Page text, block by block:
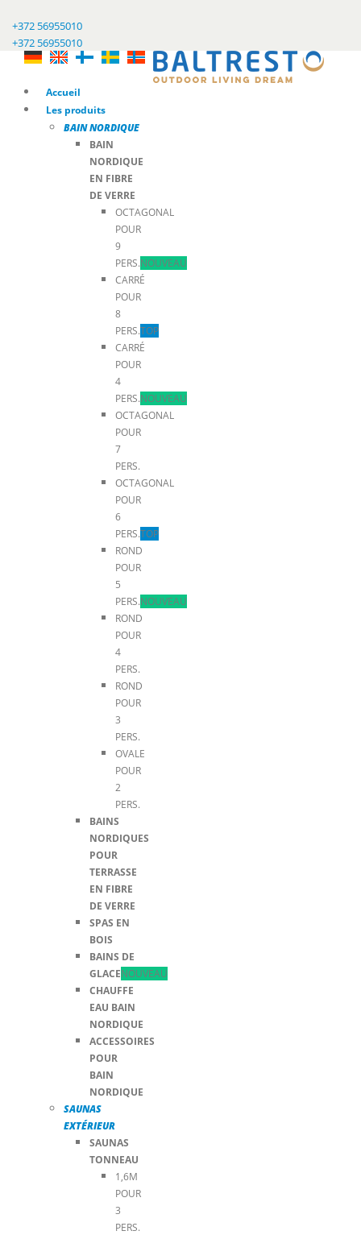
+372 56955010
+372 56955010
Accueil
Les produits
BAIN NORDIQUE
BAIN
NORDIQUE
EN FIBRE
DE VERRE
OCTAGONAL
POUR
9
PERS.NOUVEAU
CARRÉ
POUR
8
PERS.TOP
CARRÉ
POUR
4
PERS.NOUVEAU
OCTAGONAL
POUR
7
PERS.
OCTAGONAL
POUR
6
PERS.TOP
ROND
POUR
5
PERS.NOUVEAU
ROND
POUR
4
PERS.
ROND
POUR
3
PERS.
OVALE
POUR
2
PERS.
BAINS
NORDIQUES
POUR
TERRASSE
EN FIBRE
DE VERRE
SPAS EN
BOIS
BAINS DE
GLACENOUVEAU
CHAUFFE
EAU BAIN
NORDIQUE
ACCESSOIRES
POUR
BAIN
NORDIQUE
SAUNAS
EXTÉRIEUR
SAUNAS
TONNEAU
1,6M
POUR
3
PERS.